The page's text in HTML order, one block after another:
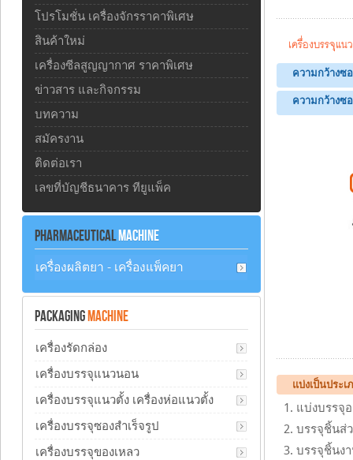
เครื่องบรรจุแ
ความกว้างซ
ความกว้างซ
แบ่งเป็นประ
แบ่งบรรจุ
บรรจุชิ้นส่
บรรจุชิ้นง
โปรโมชั่น เครื่องจักรราคาพิเศษ
สินค้าใหม่
เครื่องซีลสูญญากาศ ราคาพิเศษ
ข่าวสาร และกิจกรรม
บทความ
สมัครงาน
ติดต่อเรา
เลขที่บัญชีธนาคาร ทียูแพ็ค
PHARMACEUTICALMACHINE
เครื่องผลิตยา - เครื่องแพ็คยา
PACKAGING MACHINE
เครื่องรัดกล่อง
เครื่องบรรจุแนวนอน
เครื่องบรรจุแนวตั้ง เครื่องห่อแนวตั้ง
เครื่องบรรจุซองสำเร็จรูป
เครื่องบรรจุของเหลว